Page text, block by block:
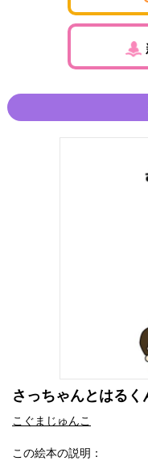
さっちゃんとはるく
こぐまじゅんこ
この絵本の説明：